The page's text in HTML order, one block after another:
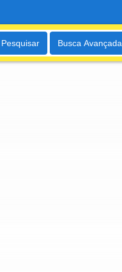
Pesquisar Busca Avançada